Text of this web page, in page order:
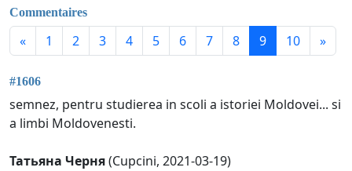
Commentaires
« 1 2 3 4 5 6 7 8 9 10 »
#1606
semnez, pentru studierea in scoli a istoriei Moldovei... si
a limbi Moldovenesti.
Татьяна Черня(Cupcini, 2021-03-19)